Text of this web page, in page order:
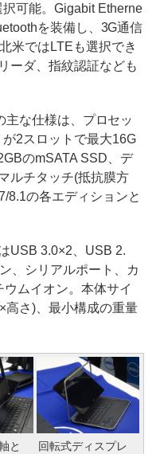
可能。Gigabit Etherne
を装備し、3G通信
米ではLTEも選択でき
ーダ、指紋認証なども
な仕様は、プロセッ
2スロットで最大16G
のmSATA SSD、デ
ルチタッチ(抵抗膜方
8.1の各エディションと
USB 3.0×2、USB 2.
、シリアルポート、カ
ムイオン。本体サイ
高さ)、最小構成の重量
と
回転式ディスプレ